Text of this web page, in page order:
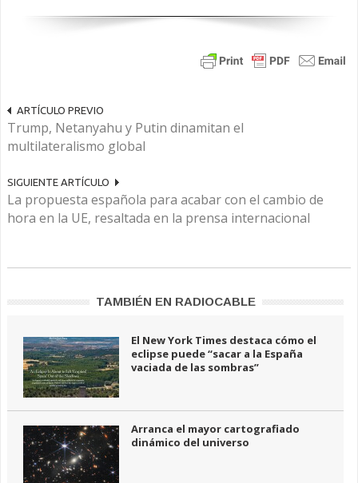
ARTÍCULO PREVIO
Trump, Netanyahu y Putin dinamitan el
multilateralismo global
SIGUIENTE ARTÍCULO
La propuesta española para acabar con el cambio de
hora en la UE, resaltada en la prensa internacional
TAMBIÉN EN RADIOCABLE
El New York Times destaca cómo el
eclipse puede “sacar a la España
vaciada de las sombras”
Arranca el mayor cartografiado
dinámico del universo